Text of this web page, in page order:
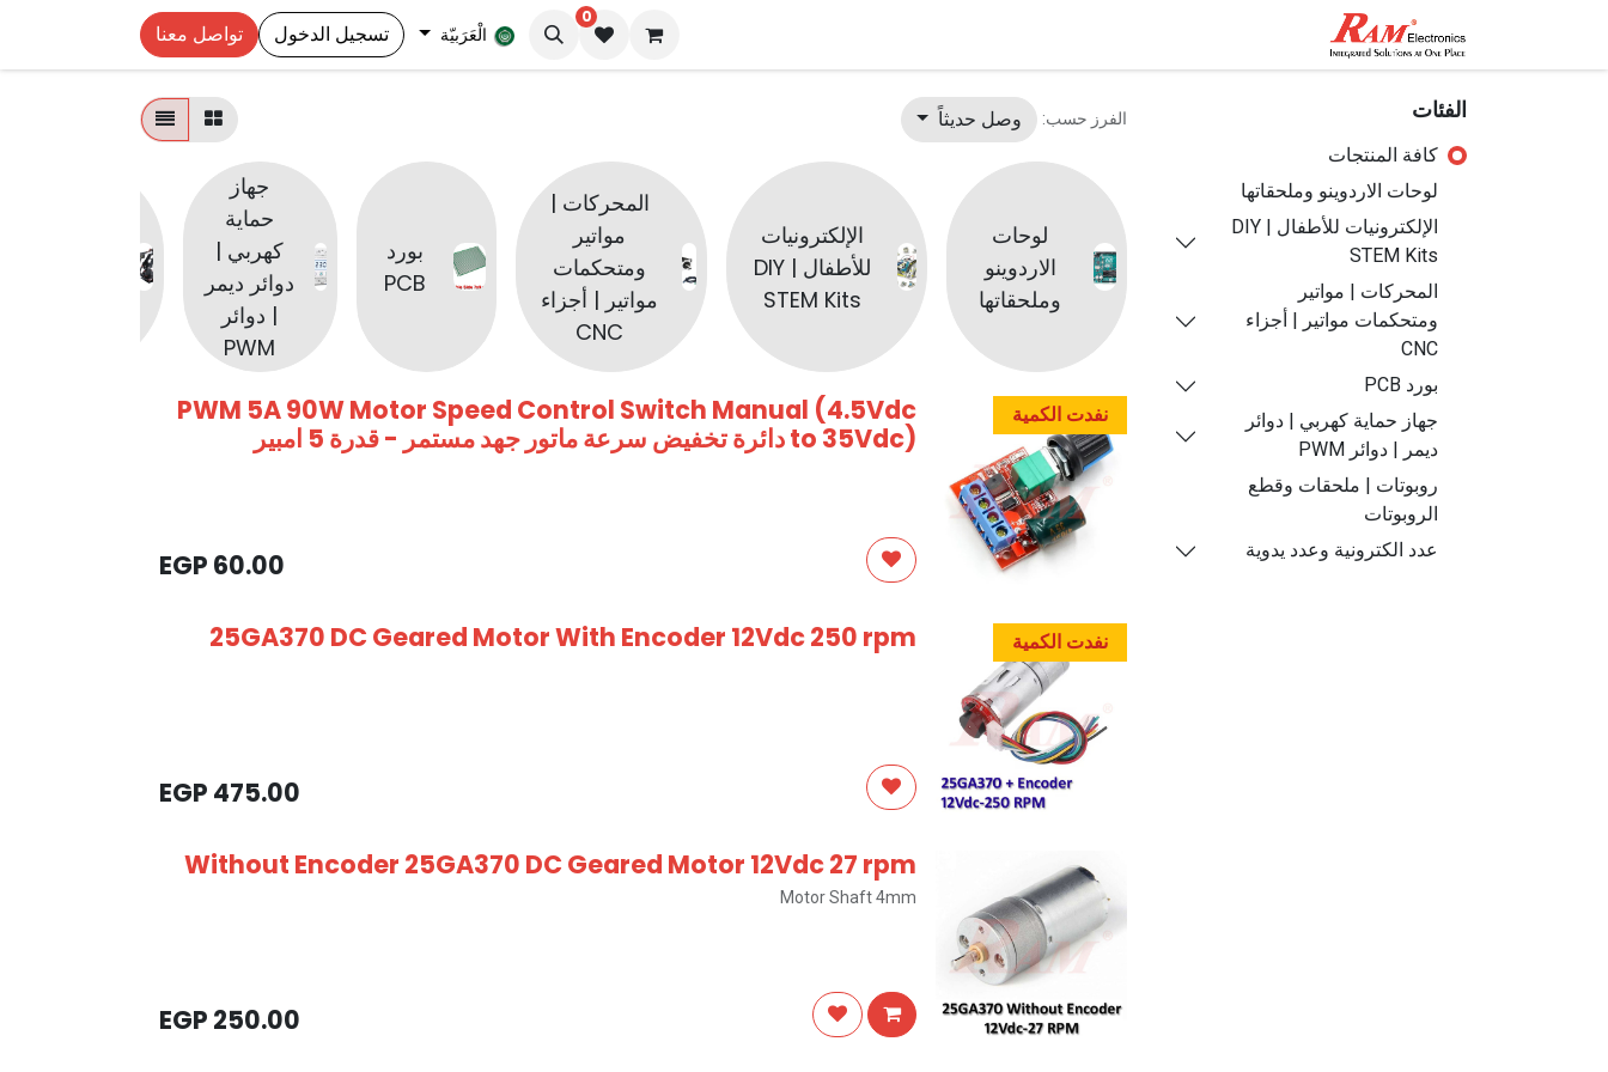
0
الْعَرَبيّة تسجيل الدخول تواصل معنا
الفئات
كافة المنتجات
لوحات الاردوينو وملحقاتها
الإلكترونيات للأطفال | DIY
STEM Kits
المحركات | مواتير
ومتحكمات مواتير | أجزاء
CNC
بورد PCB
جهاز حماية كهربي | دوائر
ديمر | دوائر PWM
روبوتات | ملحقات وقطع
الروبوتات
عدد الكترونية وعدد يدوية
الفرز حسب: وصل حديثاً
لوحات
الاردوينو
وملحقاتها
الإلكترونيات
للأطفال | DIY
STEM Kits
المحركات |
مواتير
ومتحكمات
مواتير | أجزاء
CNC
بورد
PCB
جهاز
حماية
كهربي |
دوائر ديمر
| دوائر
PWM
نفدت الكمية
PWM 5A 90W Motor Speed ​​Control Switch Manual (4.5Vdc
to 35Vdc) دائرة تخفيض سرعة ماتور جهد مستمر - قدرة 5 امبير
60.00
نفدت الكمية 25GA370 DC Geared Motor With Encoder 12Vdc 250 rpm
475.00
Without Encoder 25GA370 DC Geared Motor 12Vdc 27 rpm
Motor Shaft 4mm
250.00